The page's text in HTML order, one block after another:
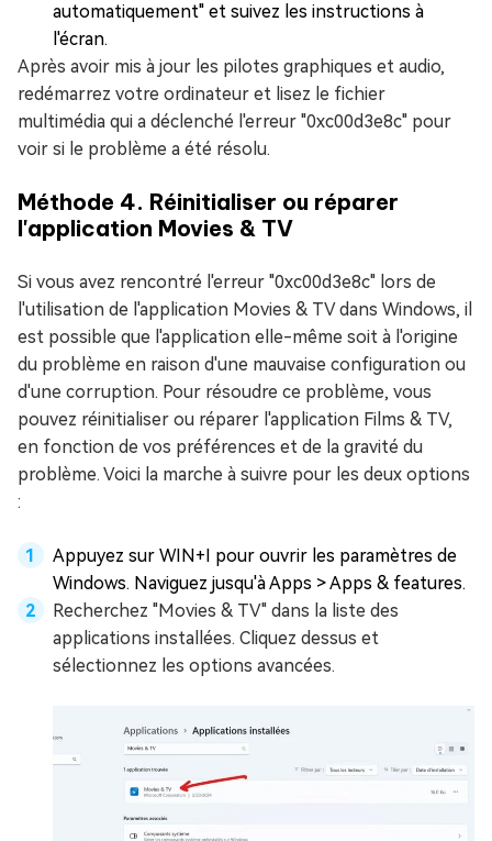
automatiquement" et suivez les instructions à
l'écran.
Après avoir mis à jour les pilotes graphiques et audio,
redémarrez votre ordinateur et lisez le fichier
multimédia qui a déclenché l'erreur "0xc00d3e8c" pour
voir si le problème a été résolu.
Méthode 4. Réinitialiser ou réparer
l'application Movies & TV
Si vous avez rencontré l'erreur "0xc00d3e8c" lors de
l'utilisation de l'application Movies & TV dans Windows, il
est possible que l'application elle-même soit à l'origine
du problème en raison d'une mauvaise configuration ou
d'une corruption. Pour résoudre ce problème, vous
pouvez réinitialiser ou réparer l'application Films & TV,
en fonction de vos préférences et de la gravité du
problème. Voici la marche à suivre pour les deux options
:
Appuyez sur WIN+I pour ouvrir les paramètres de
Windows. Naviguez jusqu'à Apps > Apps & features.
Recherchez "Movies & TV" dans la liste des
applications installées. Cliquez dessus et
sélectionnez les options avancées.